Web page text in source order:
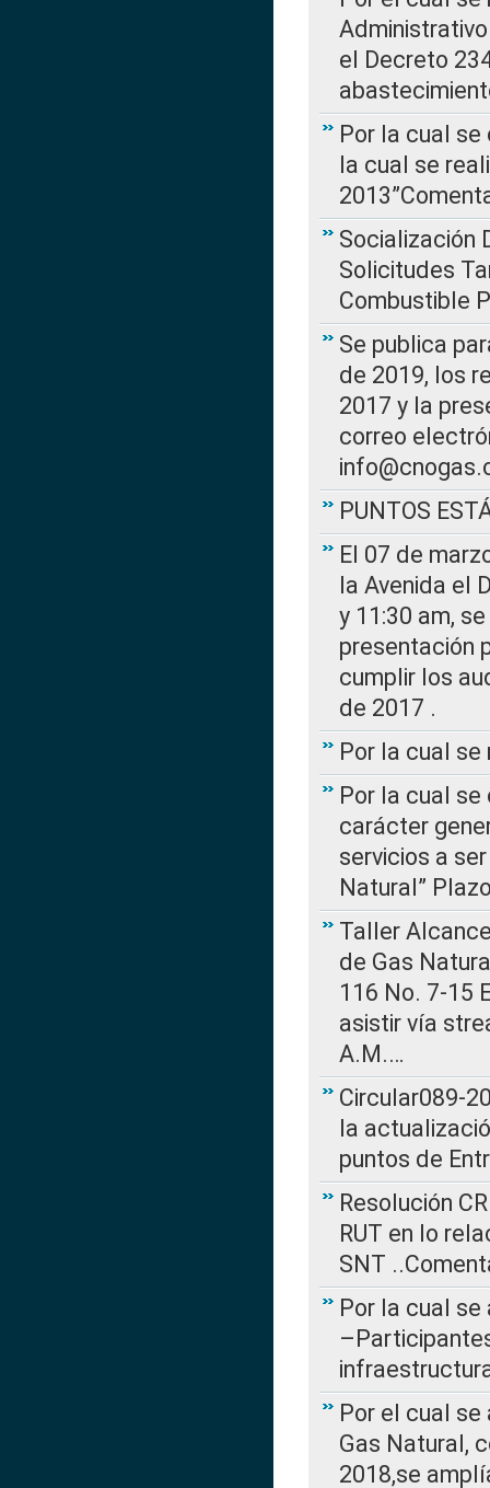
el Decreto
Por la cual se
la cual se
Socialización
Solicitudes
Combustible
Se publica
de 2019, los
2017 y la
correo
PUNTOS
El 07 de
la Avenida el
y 11:30 am,
presentación
cumplir los
de 2017 .
Por la cual se
Por la cual
carácter
servicios a
Natural”
Taller
de Gas
116 No. 7-15
asistir vía
A.M.…
Circular089-
la
puntos de
Resolución
RUT en lo
SNT
Por la cual se
Por el cual
Gas Natural,
2018,se